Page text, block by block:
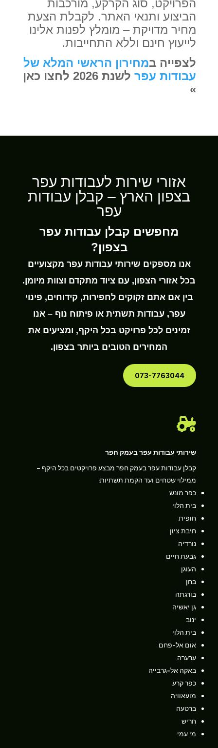
הפרויקט, סוג הקרקע, מורכבות
הביצוע ותנאי האתר. לקבלת הצעת
מחיר מדויקת – מומלץ לפנות אלינו
לייעוץ חינם וללא התחייבות.
לצפייה במחירון הראשי המלא של
עבודות עפר
לשנת 2026 לחצו כאן
»
אזורי שירות לעבודות עפר
בצפון הארץ – קבלן עבודות
עפר
מחפשים קבלן עבודות עפר
בצפון?
אנו מספקים שירותי עבודות עפר מקצועיים
בכל אזורי הצפון, עם ציוד מתקדם וצוות מיומן.
בין אם אתם זקוקים לחפירות, קידוחים, פינוי
עפר, עבודות תשתית או פיתוח נוף – אנו
זמינים לכל פרויקט בכל היקף, ומציעים את
המחירים הטובים ביותר בצפון.
073-7763044

שירותי עבודות עפר בעמק חפר
קבלן עבודות עפר בעמק חפר מבצע פרויקטים בכל היקף –
ממילוי שטחים ועד הקמת תשתיות:
כפר מונש
בית הלוי
חופית
חיבת ציון
נורדיה
גבעת חיים
העוגן
בחן
בורגתה
גן יאשיה
ינוב
בית הלוי
אום אל-פחם
ערערה
באקה אל-גרבייה
כפר קרע
מועאוויה
ברטעה
חריש
מי עמי